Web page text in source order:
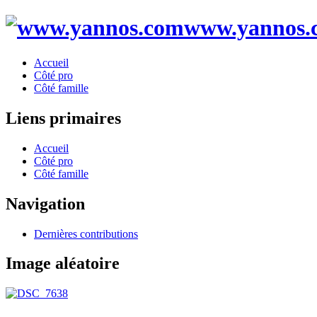
Accueil
Côté pro
Côté famille
Liens primaires
Accueil
Côté pro
Côté famille
Navigation
Dernières contributions
Image aléatoire